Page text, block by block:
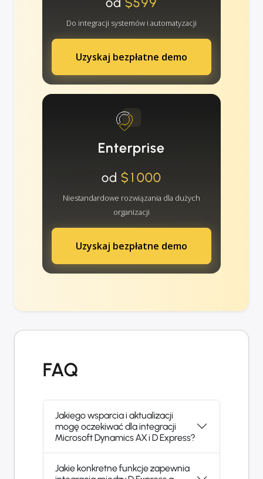
Do integracji systemów i automatyzacji
Uzyskaj bezpłatne demo
Enterprise
od $1000
Niestandardowe rozwiązania dla dużych
organizacji
Uzyskaj bezpłatne demo
FAQ
Jakiego wsparcia i aktualizacji
mogę oczekiwać dla integracji
Microsoft Dynamics AX i D Express?
Jakie konkretne funkcje zapewnia